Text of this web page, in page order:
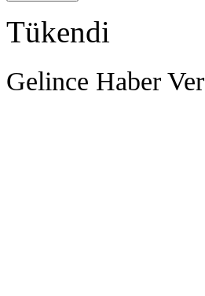
Tükendi
Gelince Haber Ver